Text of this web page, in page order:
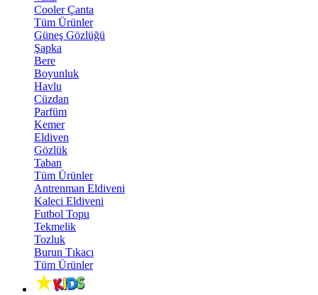
Cooler Çanta
Tüm Ürünler
Güneş Gözlüğü
Şapka
Bere
Boyunluk
Havlu
Cüzdan
Parfüm
Kemer
Eldiven
Gözlük
Taban
Tüm Ürünler
Antrenman Eldiveni
Kaleci Eldiveni
Futbol Topu
Tekmelik
Tozluk
Burun Tıkacı
Tüm Ürünler